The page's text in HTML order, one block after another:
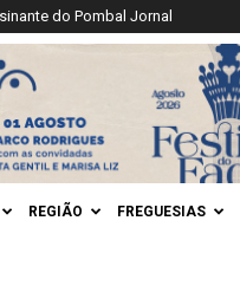
do Pombal Jornal
REGIÃO FREGUESIAS